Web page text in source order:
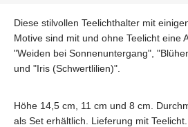
Diese stilvollen Teelichthalter mit
Motive sind mit und ohne Teelicht eine
"Weiden bei Sonnenuntergang",
und "Iris (Schwertlilien)".
Höhe 14,5 cm, 11 cm und 8 cm.
als Set erhältlich. Lieferung mit Teelicht.